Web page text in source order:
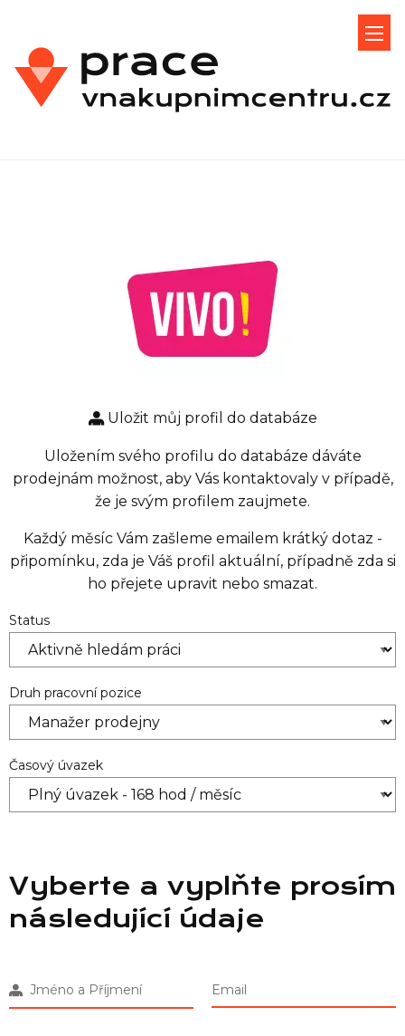
Uložit můj profil do databáze
Uložením svého profilu do databáze dáváte
prodejnám možnost, aby Vás kontaktovaly v případě,
že je svým profilem zaujmete.
Každý měsíc Vám zašleme emailem krátký dotaz -
připomínku, zda je Váš profil aktuální, případně zda si
ho přejete upravit nebo smazat.
Status
Druh pracovní pozice
Časový úvazek
Vyberte a vyplňte prosím
následující údaje
Jméno a Příjmení Email